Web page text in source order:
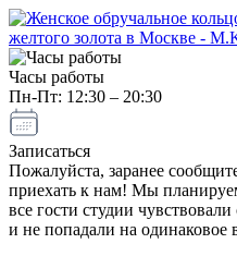
Часы работы
Пн-Пт: 12:30 – 20:30
Записаться
Пожалуйста, заранее
приехать к нам! Мы
все гости студии
и не попадали на одинаковое